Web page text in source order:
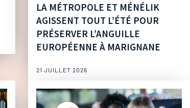
LA MÉTROPOLE ET MÉNÉLIK
AGISSENT TOUT L’ÉTÉ POUR
PRÉSERVER L’ANGUILLE
EUROPÉENNE À MARIGNANE
21 JUILLET 2026